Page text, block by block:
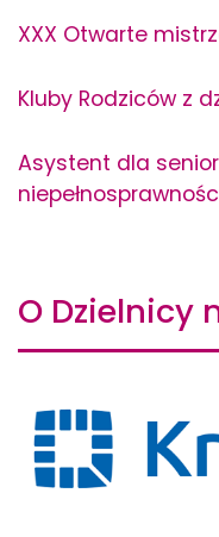
XXX Otwarte
Kluby Rodziców z
Asystent dla
O Dzielnicy